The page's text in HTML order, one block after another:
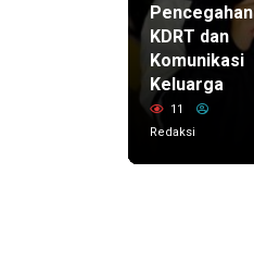
Pencegahan
KDRT dan
Komunikasi
Keluarga
11
Redaksi